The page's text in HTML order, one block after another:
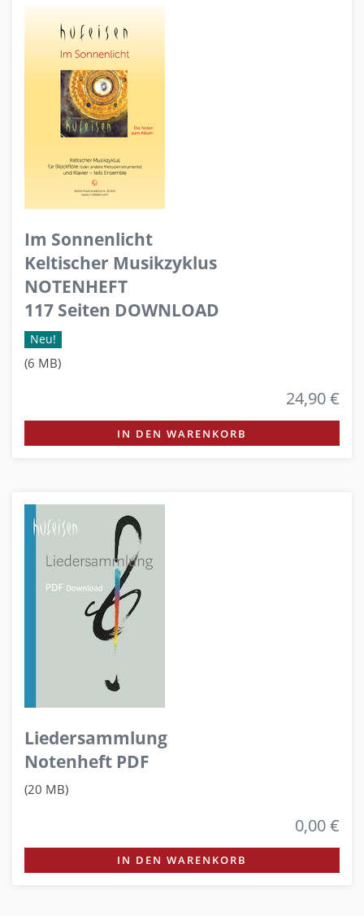
Im Sonnenlicht
Keltischer Musikzyklus
NOTENHEFT
117 Seiten DOWNLOAD
Neu!
(6 MB)
24,90 €
IN DEN WARENKORB
Liedersammlung
Notenheft PDF
(20 MB)
0,00 €
IN DEN WARENKORB